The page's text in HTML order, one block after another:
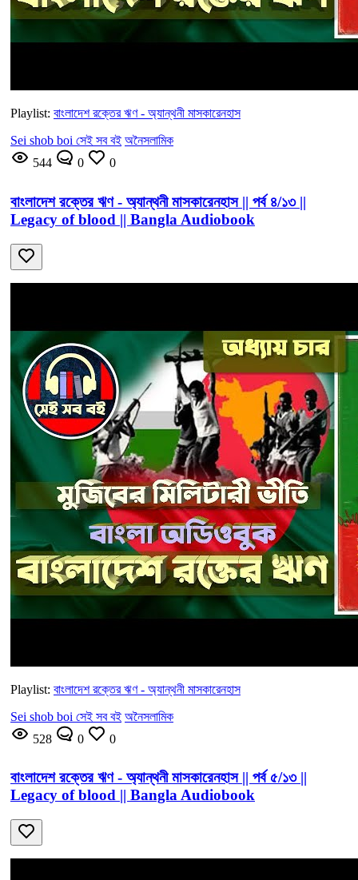
Playlist: বাংলাদেশ রক্তের ঋণ - অ্যান্থনী মাসকারেনহাস
Sei shob boi সেই সব বই অনৈসলামিক
544
0 0
বাংলাদেশ রক্তের ঋণ - অ্যান্থনী মাসকারেনহাস || পর্ব ৪/১৩ ||
Legacy of blood || Bangla Audiobook
Playlist: বাংলাদেশ রক্তের ঋণ - অ্যান্থনী মাসকারেনহাস
Sei shob boi সেই সব বই অনৈসলামিক
528
0 0
বাংলাদেশ রক্তের ঋণ - অ্যান্থনী মাসকারেনহাস || পর্ব ৫/১৩ ||
Legacy of blood || Bangla Audiobook